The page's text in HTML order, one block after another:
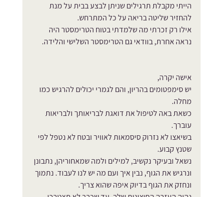
הייתי מקבלת תרגילים שניתן לבצע בבית על מנת
להחזיר שליטה בריאה על כל המתרחש.
אילו רק זכרתי מה שלמדתי בטוח הטרימסטר היה
נראה אחרת, בוודאי גם הטרימסטר השלישי והלידה.
אישה יקרה,
יש סימפטומים בהריון, והם לגמרי יכולים להרגיש כמו
מחלה.
כשאת באה לטיפול את דואגת לבריאותך ולבריאות
עוברך.
בשיאצו לא נזרוק סיסמאות לאוויר ובטח לא נטפל לפי
שטנץ קבוע.
נשאל ובעיקר נקשיב, למילים ולמה שמאחוריהן, נתבונן
ונרגיש את הגוף, נבין איך ועם מה יש לנו לעבוד. נתמוך
ונחזק את הגוף בדיוק איפה שהוא צריך.